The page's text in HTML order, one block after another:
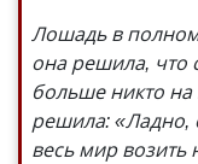
Лошадь в полном
она решила, что
больше никто
решила: «Ладно,
весь мир возить